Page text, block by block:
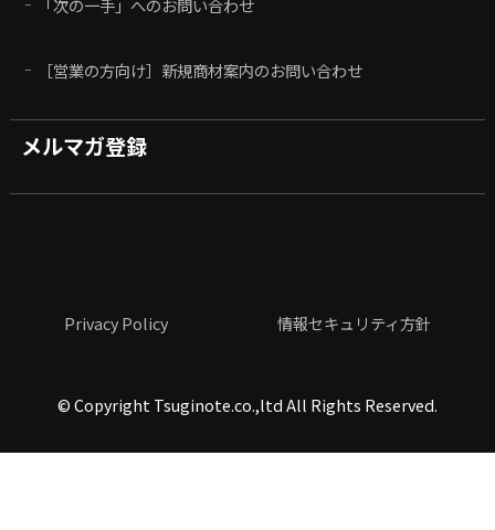
［営業の方向け］新規商材案内のお問い合わせ
メルマガ登録
©Copyright Tsuginote.co.,ltd All Rights Reserved.
Privacy Policy 情報セキュリティ方針